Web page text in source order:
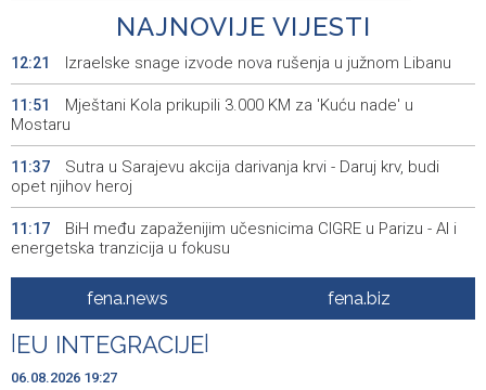
NAJNOVIJE VIJESTI
12:21 Izraelske snage izvode nova rušenja u južnom Libanu
11:51
Mještani Kola prikupili 3.000 KM za 'Kuću nade' u
Mostaru
11:37
Sutra u Sarajevu akcija darivanja krvi - Daruj krv, budi
opet njihov heroj
11:17
BiH među zapaženijim učesnicima CIGRE u Parizu - AI i
energetska tranzicija u fokusu
Pezer već sutra nastupa u kvalifikacijama, vjeruje da će i
navečer biti u finalu EP-a u Birminghamu
10:16
Ballian: Neopravdana sječa stabala a grad zbog manjka
drveća sve topliji
fena.news fena.biz
EU INTEGRACIJE
06.08.2026 19:27